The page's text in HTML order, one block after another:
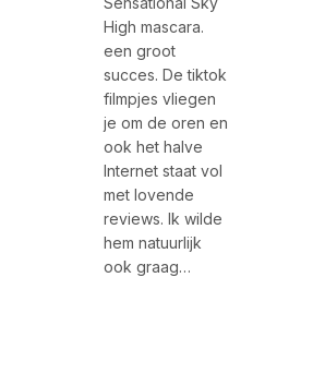
High mascara.
een groot
succes. De tiktok
filmpjes vliegen
je om de oren en
ook het halve
Internet staat vol
met lovende
reviews. Ik wilde
hem natuurlijk
ook graag…